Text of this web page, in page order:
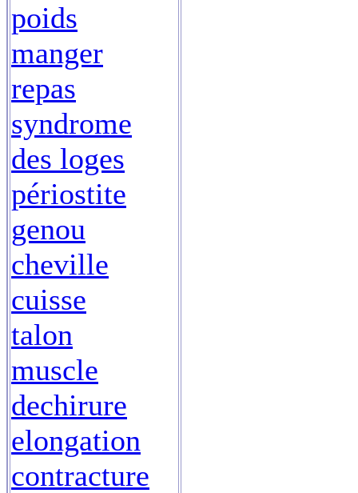
poids
manger
repas
syndrome
des loges
périostite
genou
cheville
cuisse
talon
muscle
dechirure
elongation
contracture